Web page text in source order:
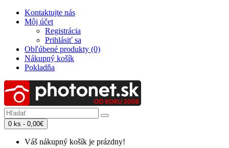
Kontaktujte nás
Môj účet
Registrácia
Prihlásiť sa
Obľúbené produkty (0)
Nákupný košík
Pokladňa
0 ks - 0,00€
Váš nákupný košík je prázdny!